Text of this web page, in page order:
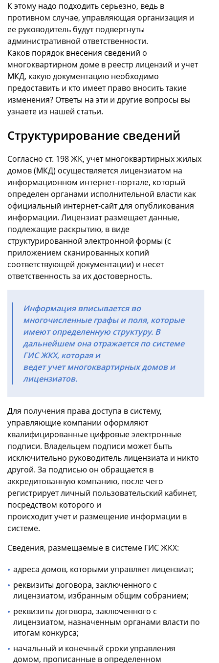
К этому надо подходить серьезно, ведь в
противном случае, управляющая организация и
ее руководитель будут подвергнуты
административной ответственности.
Каков порядок внесения сведений о
многоквартирном доме в реестр лицензий и учет
МКД, какую документацию необходимо
предоставить и кто имеет право вносить такие
изменения? Ответы на эти и другие вопросы вы
узнаете из нашей статьи.
Структурирование сведений
Согласно ст. 198 ЖК, учет многоквартирных жилых
домов (МКД) осуществляется лицензиатом на
информационном интернет-портале, который
определен органами исполнительной власти как
официальный интернет-сайт для опубликования
информации. Лицензиат размещает данные,
подлежащие раскрытию, в виде
структурированной электронной формы (с
приложением сканированных копий
соответствующей документации) и несет
ответственность за их достоверность.
Информация вписывается во
многочисленные графы и поля, которые
имеют определенную структуру. В
дальнейшем она отражается по системе
ГИС ЖКХ, которая и
ведет учет многоквартирных домов и
лицензиатов.
Для получения права доступа в систему,
управляющие компании оформляют
квалифицированные цифровые электронные
подписи. Владельцем подписи может быть
исключительно руководитель лицензиата и никто
другой. За подписью он обращается в
аккредитованную компанию, после чего
регистрирует личный пользовательский кабинет,
посредством которого и
происходит учет и размещение информации в
системе.
Сведения, размещаемые в системе ГИС ЖКХ:
адреса домов, которыми управляет лицензиат;
реквизиты договора, заключенного с
лицензиатом, избранным общим собранием;
реквизиты договора, заключенного с
лицензиатом, назначенным органами власти по
итогам конкурса;
начальный и конечный сроки управления
домом, прописанные в определенном